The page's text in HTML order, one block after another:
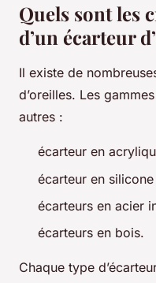
Quels sont les
d’un écarteur
Il existe de
d’oreilles. Les
autres :
écarteur en
écarteur en silicone
écarteurs en acier
écarteurs en bois.
Chaque type